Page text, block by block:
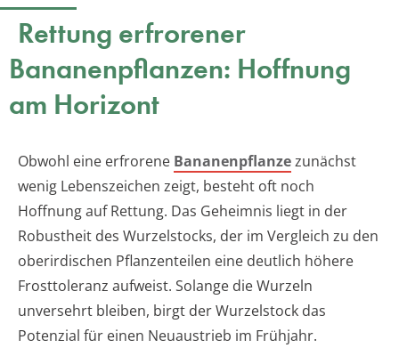
Rettung erfrorener
Bananenpflanzen: Hoffnung
am Horizont
Obwohl eine erfrorene Bananenpflanzezunächst
wenig Lebenszeichen zeigt, besteht oft noch
Hoffnung auf Rettung. Das Geheimnis liegt in der
Robustheit des Wurzelstocks, der im Vergleich zu den
oberirdischen Pflanzenteilen eine deutlich höhere
Frosttoleranz aufweist. Solange die Wurzeln
unversehrt bleiben, birgt der Wurzelstock das
Potenzial für einen Neuaustrieb im Frühjahr.